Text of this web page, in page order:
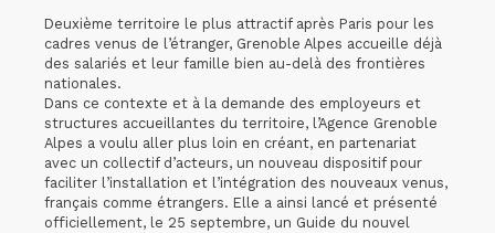
Deuxième territoire le plus attractif après Paris pour les
cadres venus de l’étranger, Grenoble Alpes accueille déjà
des salariés et leur famille bien au-delà des frontières
nationales.
Dans ce contexte et à la demande des employeurs et
structures accueillantes du territoire, l’Agence Grenoble
Alpes a voulu aller plus loin en créant, en partenariat
avec un collectif d’acteurs, un nouveau dispositif pour
faciliter l’installation et l’intégration des nouveaux venus,
français comme étrangers. Elle a ainsi lancé et présenté
officiellement, le 25 septembre, un Guide du nouvel